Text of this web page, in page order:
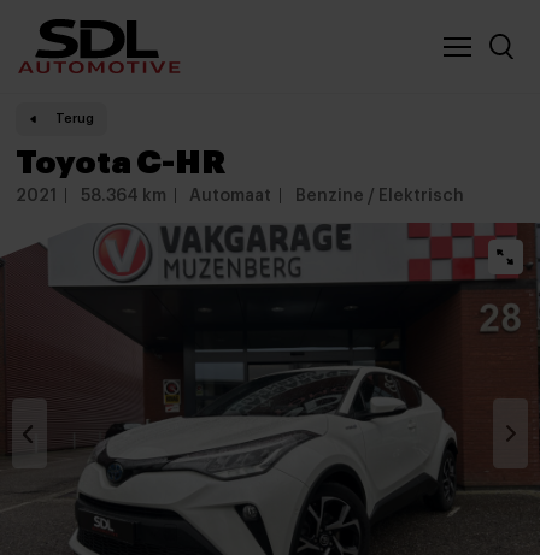
Nieuwe locatie SDL
Vergelijker
Terug
Toyota C-HR
2021 58.364 km Automaat Benzine / Elektrisch